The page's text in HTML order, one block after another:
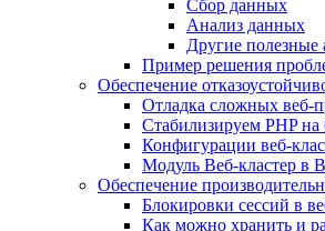
Сбор данных
Анализ данных
Другие полезные
Пример решения
Обеспечение
Отладка сложных веб-
Стабилизируем PHP
Конфигурации веб-
Модуль Веб-кластер в
Обеспечение
Блокировки сессий в
Как можно хранить и